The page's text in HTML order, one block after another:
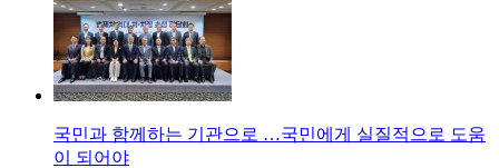
국민과 함께하는 기관으로 …국민에게 실질적으로 도움
이 되어야